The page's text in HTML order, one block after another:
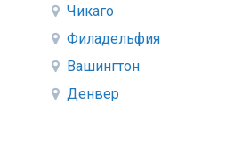
Чикаго
Филадельфия
Вашингтон
Денвер